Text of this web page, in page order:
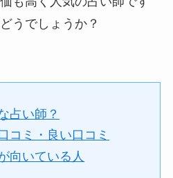
うでしょうか？
占い師？
コミ・良い口コミ
向いている人